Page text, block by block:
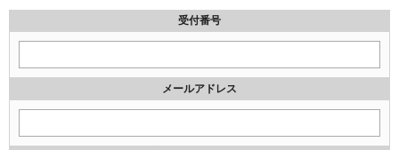
受付番号
メールアドレス